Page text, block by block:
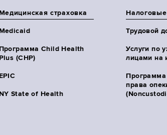
Медицинская страховка
Medicaid
Программа Child Health
Plus (CHP)
EPIC
NY State of Health
Трудовой
Услуги по
лицами на
Программа
права